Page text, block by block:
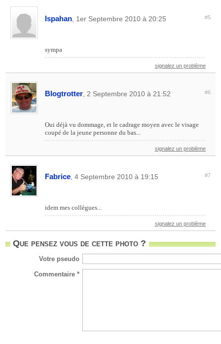
Ispahan , 1er Septembre 2010 à 20:25 #5
sympa
signalez un problème
Blogtrotter , 2 Septembre 2010 à 21:52 #6
Oui déjà vu dommage, et le cadrage moyen avec le visage
coupé de la jeune personne du bas...
signalez un problème
Fabrice , 4 Septembre 2010 à 19:15 #7
idem mes collègues...
signalez un problème
Que pensez vous de cette photo ?
Votre pseudo
Commentaire *